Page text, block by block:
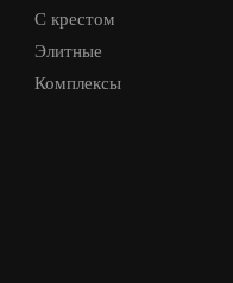
С крестом
Элитные
Комплексы